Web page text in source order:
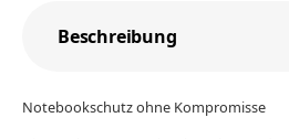
Beschreibung
Notebookschutz ohne Kompromisse